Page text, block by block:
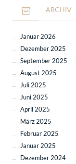
ARCHIV
Januar 2026
Dezember 2025
September 2025
August 2025
Juli 2025
Juni 2025
April 2025
März 2025
Februar 2025
Januar 2025
Dezember 2024